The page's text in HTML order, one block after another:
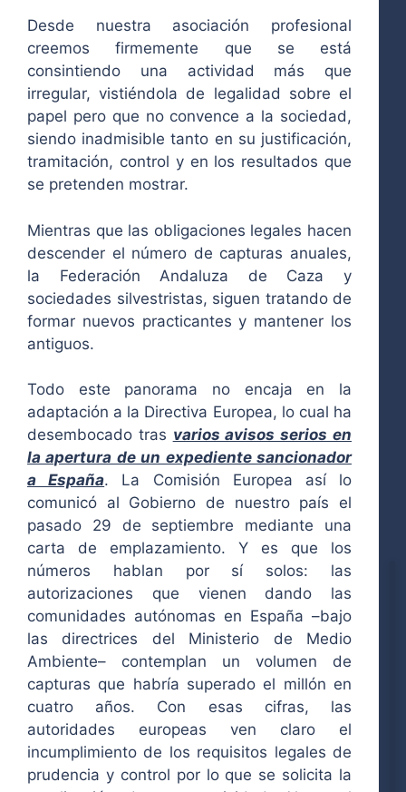
Desde nuestra asociación profesional
creemos firmemente que se está
consintiendo una actividad más que
irregular, vistiéndola de legalidad sobre el
papel pero que no convence a la sociedad,
siendo inadmisible tanto en su justificación,
tramitación, control y en los resultados que
se pretenden mostrar.
Mientras que las obligaciones legales hacen
descender el número de capturas anuales,
la Federación Andaluza de Caza y
sociedades silvestristas, siguen tratando de
formar nuevos practicantes y mantener los
antiguos.
Todo este panorama no encaja en la
adaptación a la Directiva Europea, lo cual ha
desembocado tras varios avisos serios en
la apertura de un expediente sancionador
a España. La Comisión Europea así lo
comunicó al Gobierno de nuestro país el
pasado 29 de septiembre mediante una
carta de emplazamiento. Y es que los
números hablan por sí solos: las
autorizaciones que vienen dando las
comunidades autónomas en España –bajo
las directrices del Ministerio de Medio
Ambiente– contemplan un volumen de
capturas que habría superado el millón en
cuatro años. Con esas cifras, las
autoridades europeas ven claro el
incumplimiento de los requisitos legales de
prudencia y control por lo que se solicita la